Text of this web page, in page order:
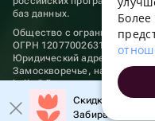
баз данных.
Общество с ограниченной
ОГРН 1207700263198, ИНН
Юридический адрес: г.
Замоскворечье, наб.
hello@flowwow.com
8 800
ПрименяютсяСкидка до 10%
Забирайте